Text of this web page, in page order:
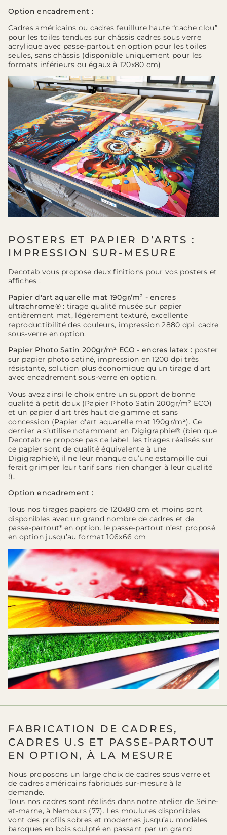
Option encadrement :
Cadres américains ou cadres feuillure haute “cache clou”
pour les toiles tendues sur châssis cadres sous verre
acrylique avec passe-partout en option pour les toiles
seules, sans châssis (disponible uniquement pour les
formats inférieurs ou égaux à 120x80 cm)
POSTERS ET PAPIER D’ARTS :
IMPRESSION SUR-MESURE
Decotab vous propose deux finitions pour vos posters et
affiches :
Papier d'art aquarelle mat 190gr/m² - encres
ultrachrome® : tirage qualité musée sur papier
entièrement mat, légèrement texturé, excellente
reproductibilité des couleurs, impression 2880 dpi, cadre
sous-verre en option.
Papier Photo Satin 200gr/m² ECO - encres latex : poster
sur papier photo satiné, impression en 1200 dpi très
résistante, solution plus économique qu’un tirage d’art
avec encadrement sous-verre en option.
Vous avez ainsi le choix entre un support de bonne
qualité à petit doux (Papier Photo Satin 200gr/m² ECO)
et un papier d’art très haut de gamme et sans
concession (Papier d'art aquarelle mat 190gr/m²). Ce
dernier a s’utilise notamment en Digigraphie® (bien que
Decotab ne propose pas ce label, les tirages réalisés sur
ce papier sont de qualité équivalente à une
Digigraphie®, il ne leur manque qu’une estampille qui
ferait grimper leur tarif sans rien changer à leur qualité
!).
Option encadrement :
Tous nos tirages papiers de 120x80 cm et moins sont
disponibles avec un grand nombre de cadres et de
passe-partout* en option. le passe-partout n’est proposé
en option jusqu’au format 106x66 cm
FABRICATION DE CADRES,
CADRES U.S ET PASSE-PARTOUT
EN OPTION, À LA MESURE
Nous proposons un large choix de cadres sous verre et
de cadres américains fabriqués sur-mesure à la
demande.
Tous nos cadres sont réalisés dans notre atelier de Seine-
et-marne, à Nemours (77). Les moulures disponibles
vont des profils sobres et modernes jusqu’au modèles
baroques en bois sculpté en passant par un grand